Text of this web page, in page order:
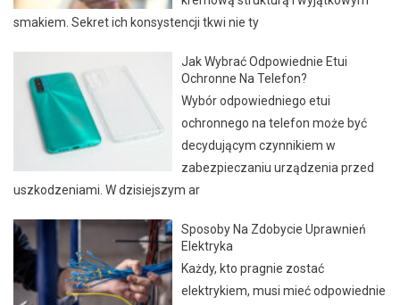
smakiem. Sekret ich konsystencji tkwi nie ty
Jak Wybrać Odpowiednie Etui
Ochronne Na Telefon?
Wybór odpowiedniego etui
ochronnego na telefon może być
decydującym czynnikiem w
zabezpieczaniu urządzenia przed
uszkodzeniami. W dzisiejszym ar
Sposoby Na Zdobycie Uprawnień
Elektryka
Każdy, kto pragnie zostać
elektrykiem, musi mieć odpowiednie